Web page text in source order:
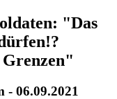
"Das
06.09.2021